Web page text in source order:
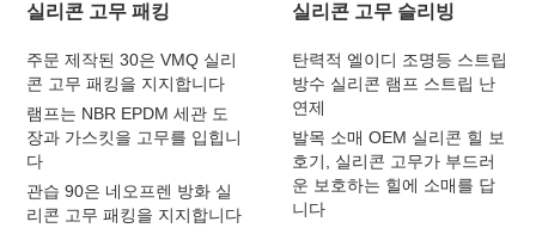
실리콘 고무 패킹
주문 제작된 30은 VMQ 실리
콘 고무 패킹을 지지합니다
램프는 NBR EPDM 세관 도
장과 가스킷을 고무를 입힙니
다
관습 90은 네오프렌 방화 실
리콘 고무 패킹을 지지합니다
실리콘 고무 슬리빙
탄력적 엘이디 조명등 스트립
방수 실리콘 램프 스트립 난
연제
발목 소매 OEM 실리콘 힐 보
호기, 실리콘 고무가 부드러
운 보호하는 힐에 소매를 답
니다